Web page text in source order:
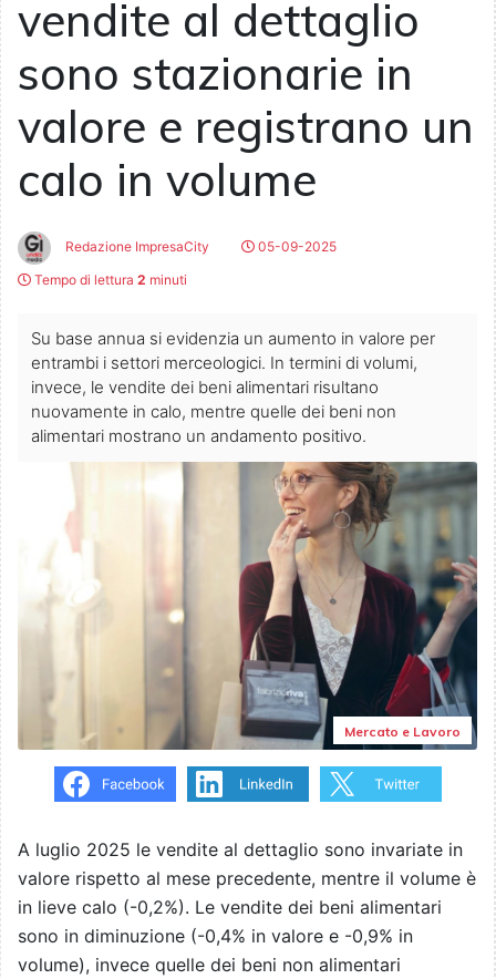
vendite al dettaglio
sono stazionarie in
valore e registrano un
calo in volume
Redazione ImpresaCity
05-09-2025
Tempo di lettura 2 minuti
Su base annua si evidenzia un aumento in valore per
entrambi i settori merceologici. In termini di volumi,
invece, le vendite dei beni alimentari risultano
nuovamente in calo, mentre quelle dei beni non
alimentari mostrano un andamento positivo.
Mercato e Lavoro
A luglio 2025 le vendite al dettaglio sono invariate in
valore rispetto al mese precedente, mentre il volume è
in lieve calo (-0,2%). Le vendite dei beni alimentari
sono in diminuzione (-0,4% in valore e -0,9% in
volume), invece quelle dei beni non alimentari